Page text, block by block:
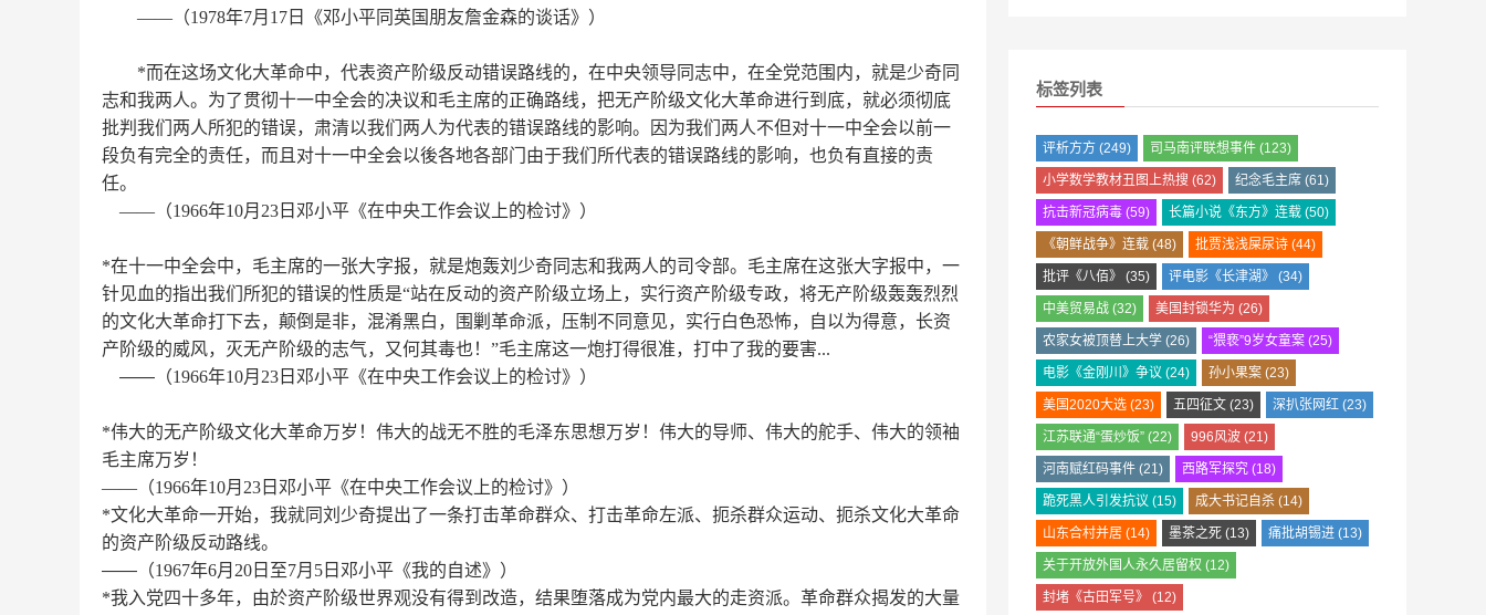
—— （1978年7月 17 日《邓小平同英国朋友詹金森的谈话》）
*而在这场文化大革命中，代表资产阶级反动错误路线的，在中央领导同志中，在全党范围内，就是少奇同
志和我两人。为了贯彻十一中全会的决议和毛主席的正确路线，把无产阶级文化大革命进行到底，就必须彻底
批判我们两人所犯的错误，肃清以我们两人为代表的错误路线的影响。因为我们两人不但对十一中全会以前一
段负有完全的责任，而且对十一中全会以後各地各部门由于我们所代表的错误路线的影响，也负有直接的责
任。
—— （1966年10月 23 日邓小平《在中央工作会议上的检讨》）
*在十一中全会中，毛主席的一张大字报，就是炮轰刘少奇同志和我两人的司令部。毛主席在这张大字报中，一
针见血的指出我们所犯的错误的性质是“站在反动的资产阶级立场上，实行资产阶级专政，将无产阶级轰轰烈烈
的文化大革命打下去，颠倒是非，混淆黑白，围剿革命派，压制不同意见，实行白色恐怖，自以为得意，长资
产阶级的威风，灭无产阶级的志气，又何其毒也！ ”毛主席这一炮打得很准，打中了我的要害...
——（1966年10月 23 日邓小平《在中央工作会议上的检讨》）
*伟大的无产阶级文化大革命万岁！伟大的战无不胜的毛泽东思想万岁！伟大的导师、伟大的舵手、伟大的领袖
毛主席万岁！
—— （1966年10月 23 日邓小平《在中央工作会议上的检讨》）
*文化大革命一开始，我就同刘少奇提出了一条打击革命群众、打击革命左派、扼杀群众运动、扼杀文化大革命
的资产阶级反动路线。
——（1967年6月 20 日至7月 5 日邓小平《我的自述》）
*我入党四十多年，由於资产阶级世界观没有得到改造，结果堕落成为党内最大的走资派。革命群众揭发的大量
标签列表
评析方方 (249) 司马南评联想事件 (123)
小学数学教材丑图上热搜 (62) 纪念毛主席 (61)
抗击新冠病毒 (59) 长篇小说《东方》连载 (50)
《朝鲜战争》连载 (48) 批贾浅浅屎尿诗 (44)
批评《八佰》 (35) 评电影《长津湖》 (34)
中美贸易战 (32) 美国封锁华为 (26)
农家女被顶替上大学 (26) “猥亵”9岁女童案 (25)
电影《金刚川》争议 (24) 孙小果案 (23)
美国2020大选 (23) 五四征文 (23) 深扒张网红 (23)
江苏联通“蛋炒饭” (22) 996风波 (21)
河南赋红码事件 (21) 西路军探究 (18)
跪死黑人引发抗议 (15) 成大书记自杀 (14)
山东合村并居 (14) 墨茶之死 (13) 痛批胡锡进 (13)
关于开放外国人永久居留权 (12)
封堵《古田军号》 (12)